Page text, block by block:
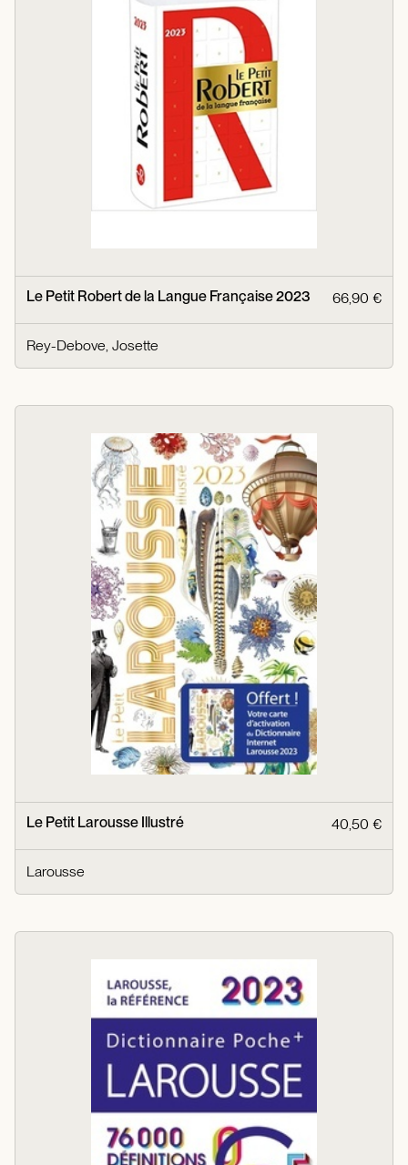
Le Petit Robert de la Langue Française 2023 66,90 €
Rey-Debove, Josette
Le Petit Larousse Illustré 40,50 €
Larousse